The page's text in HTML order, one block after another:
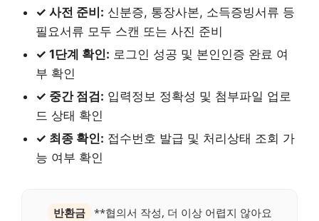
✓ 사전 준비: 신분증, 통장사본, 소득증빙서류 등
필요서류 모두 스캔 또는 사진 준비
✓ 1단계 확인: 로그인 성공 및 본인인증 완료 여
부 확인
✓ 중간 점검: 입력정보 정확성 및 첨부파일 업로
드 상태 확인
✓ 최종 확인: 접수번호 발급 및 처리상태 조회 가
능 여부 확인
반환금
**협의서 작성, 더 이상 어렵지 않아요